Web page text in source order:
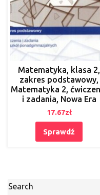
Matematyka, klasa 2,
zakres podstawowy,
Matematyka 2,
i zadania, Nowa Era
17.67zł
Sprawdź
Search